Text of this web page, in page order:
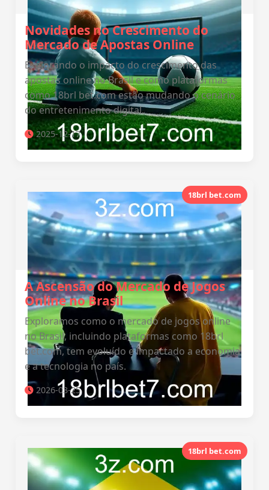
Novidades no Crescimento do
Mercado de Apostas Online
Explorando o impacto do crescimento das
apostas online no Brasil e como plataformas
como 18brl bet.com estão mudando o cenário
do entretenimento digital.
2025-12-17
18brl bet.com
A Ascensão do Mercado de Jogos
Online no Brasil
Exploramos como o mercado de jogos online
no Brasil, incluindo plataformas como 18brl
bet.com, tem evoluído e impactado a economia
e a tecnologia no país.
2026-03-25
18brl bet.com